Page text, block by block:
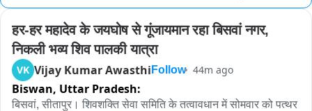
हर-हर महादेव के जयघोष से गूंजायमान रहा बिसवां नगर,
निकली भव्य शिव पालकी यात्रा
VK Vijay Kumar Awasthi Follow 44m ago
Biswan, Uttar Pradesh:
बिसवां, सीतापुर। शिवशक्ति सेवा समिति के तत्वावधान में सोमवार को पत्थर